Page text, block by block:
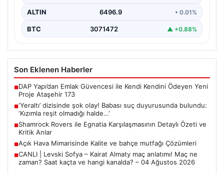
ALTIN 6496.9 • 0.01%
BTC 3071472 ▲ +0.88%
Son Eklenen Haberler
■DAP Yapı’dan Emlak Güvencesi ile Kendi Kendini Ödeyen Yeni
Proje Ataşehir 173
■‘Yeraltı’ dizisinde şok olay! Babası suç duyurusunda bulundu:
‘Kızımla reşit olmadığı halde…’
■Shamrock Rovers ile Egnatia Karşılaşmasının Detaylı Özeti ve
Kritik Anlar
■Açık Hava Mimarisinde Kalite ve bahçe mutfağı Çözümleri
■CANLI | Levski Sofya – Kairat Almaty maç anlatımı! Maç ne
zaman? Saat kaçta ve hangi kanalda? – 04 Ağustos 2026